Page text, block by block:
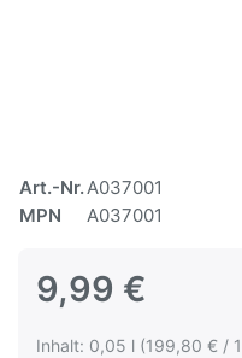
Art.-Nr.A037001
MPN
A037001
9,99 €
Inhalt: 0,05 l (199,80 € /